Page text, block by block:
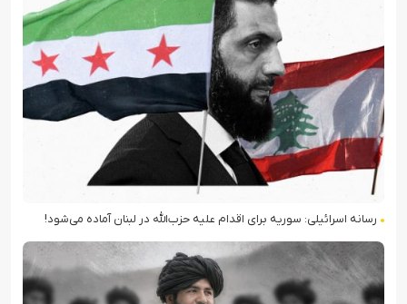
رسانه اسرائیلی: سوریه برای اقدام علیه حزب‌الله در لبنان آماده می‌شود!